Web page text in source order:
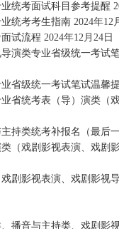
统考面试科目参考提醒
统考考生指南2024年12
试流程 2024年12月24日
演类专业省级统一考试
省级统一考试笔试温馨
省统考表（导）演类（
持类统考补报名（最后
（戏剧影视表演、戏剧
剧影视表演、戏剧影视
播音与主持类、戏剧影